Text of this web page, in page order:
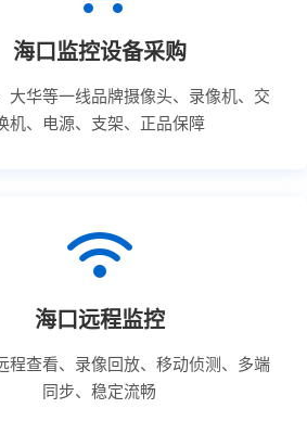
海口监控设备采购
大华等一线品牌摄像头、录像机、交
机、电源、支架、正品保障
海口远程监控
程查看、录像回放、移动侦测、多端
同步、稳定流畅